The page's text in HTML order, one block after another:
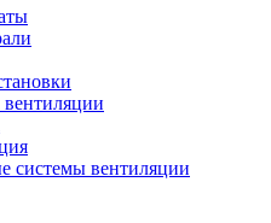
системы вентиляции